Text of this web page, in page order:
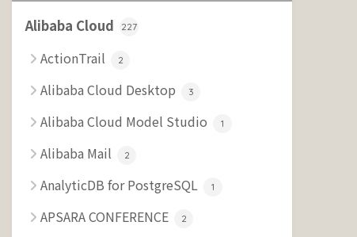
Alibaba Cloud 227
ActionTrail 2
Alibaba Cloud Desktop 3
Alibaba Cloud Model Studio 1
Alibaba Mail 2
AnalyticDB for PostgreSQL 1
APSARA CONFERENCE 2